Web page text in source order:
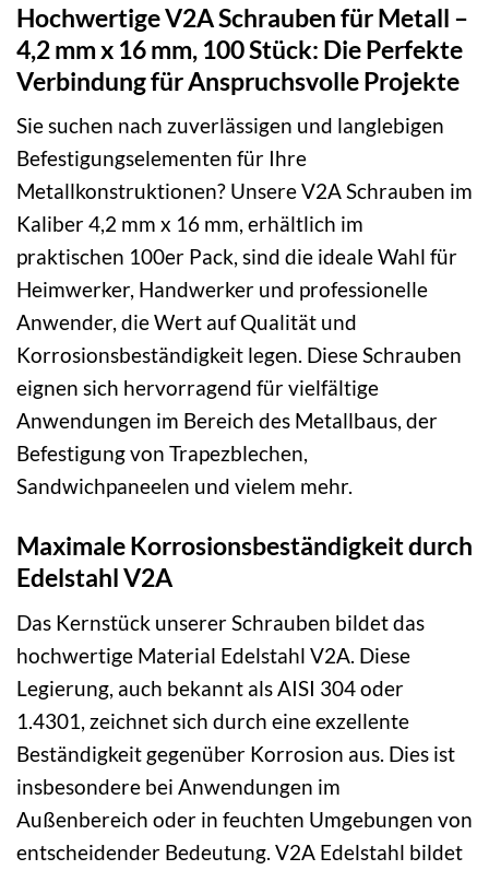
Hochwertige V2A Schrauben für Metall –
4,2 mm x 16 mm, 100 Stück: Die Perfekte
Verbindung für Anspruchsvolle Projekte
Sie suchen nach zuverlässigen und langlebigen
Befestigungselementen für Ihre
Metallkonstruktionen? Unsere V2A Schrauben im
Kaliber 4,2 mm x 16 mm, erhältlich im
praktischen 100er Pack, sind die ideale Wahl für
Heimwerker, Handwerker und professionelle
Anwender, die Wert auf Qualität und
Korrosionsbeständigkeit legen. Diese Schrauben
eignen sich hervorragend für vielfältige
Anwendungen im Bereich des Metallbaus, der
Befestigung von Trapezblechen,
Sandwichpaneelen und vielem mehr.
Maximale Korrosionsbeständigkeit durch
Edelstahl V2A
Das Kernstück unserer Schrauben bildet das
hochwertige Material Edelstahl V2A. Diese
Legierung, auch bekannt als AISI 304 oder
1.4301, zeichnet sich durch eine exzellente
Beständigkeit gegenüber Korrosion aus. Dies ist
insbesondere bei Anwendungen im
Außenbereich oder in feuchten Umgebungen von
entscheidender Bedeutung. V2A Edelstahl bildet